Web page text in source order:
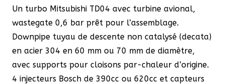
Un turbo Mitsubishi TD04 avec turbine avional,
wastegate 0,6 bar prêt pour l’assemblage.
Downpipe tuyau de descente non catalysé (decata)
en acier 304 en 60 mm ou 70 mm de diamètre,
avec supports pour cloisons par-chaleur d’origine.
4 injecteurs Bosch de 390cc ou 620cc et capteurs